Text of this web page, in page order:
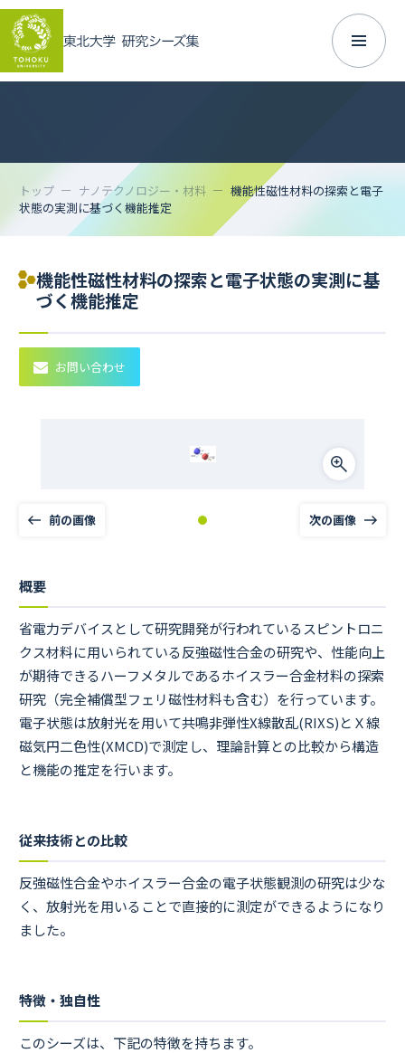
トップ ナノテクノロジー・材料
機能性磁性材料の探索と電子
状態の実測に基づく機能推定
機能性磁性材料の探索と電子状態の実測に基
づく機能推定
お問い合わせ
前の画像 次の画像
概要
省電力デバイスとして研究開発が行われているスピントロニ
クス材料に用いられている反強磁性合金の研究や、性能向上
が期待できるハーフメタルであるホイスラー合金材料の探索
研究（完全補償型フェリ磁性材料も含む）を行っています。
電子状態は放射光を用いて共鳴非弾性X線散乱(RIXS)とＸ線
磁気円二色性(XMCD)で測定し、理論計算との比較から構造
と機能の推定を行います。
従来技術との比較
反強磁性合金やホイスラー合金の電子状態観測の研究は少な
く、放射光を用いることで直接的に測定ができるようになり
ました。
特徴・独自性
このシーズは、下記の特徴を持ちます。